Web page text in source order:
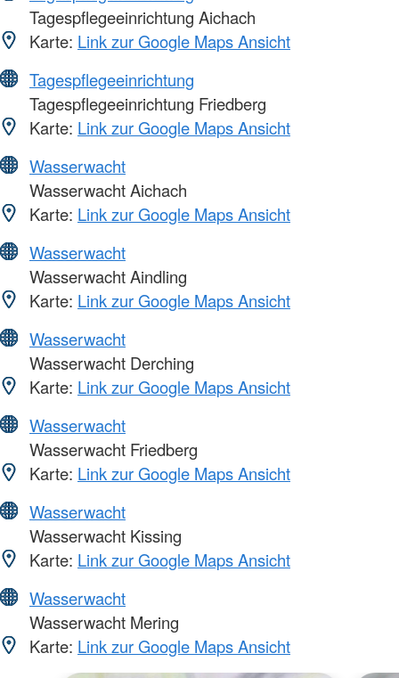
Tagespflegeeinrichtung Aichach
Karte: Link zur Google Maps Ansicht
Tagespflegeeinrichtung
Tagespflegeeinrichtung Friedberg
Karte: Link zur Google Maps Ansicht
Wasserwacht
Wasserwacht Aichach
Karte: Link zur Google Maps Ansicht
Wasserwacht
Wasserwacht Aindling
Karte: Link zur Google Maps Ansicht
Wasserwacht
Wasserwacht Derching
Karte: Link zur Google Maps Ansicht
Wasserwacht
Wasserwacht Friedberg
Karte: Link zur Google Maps Ansicht
Wasserwacht
Wasserwacht Kissing
Karte: Link zur Google Maps Ansicht
Wasserwacht
Wasserwacht Mering
Karte: Link zur Google Maps Ansicht